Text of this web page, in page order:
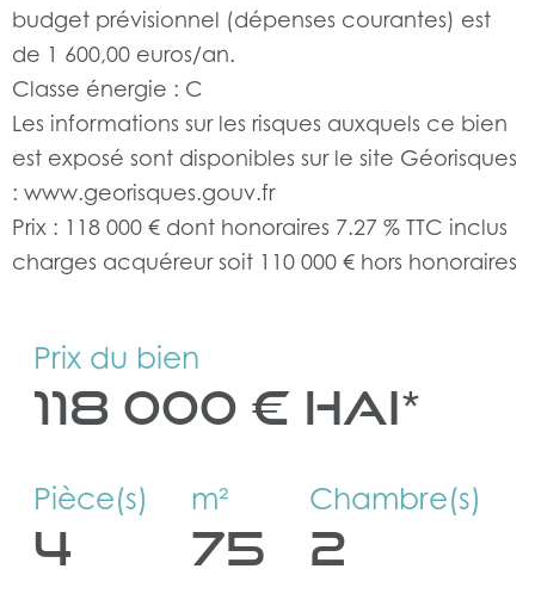
budget prévisionnel (dépenses courantes) est
de 1 600,00 euros/an.
Classe énergie : C
Les informations sur les risques auxquels ce bien
est exposé sont disponibles sur le site Géorisques
: www.georisques.gouv.fr
Prix : 118 000 € dont honoraires 7.27 % TTC inclus
Prix du bien
118 000 € HAI*
Pièce(s)
4
m²
75
Chambre(s)
2